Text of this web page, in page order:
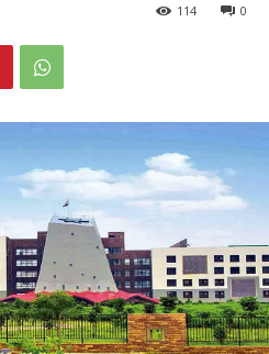
0
114